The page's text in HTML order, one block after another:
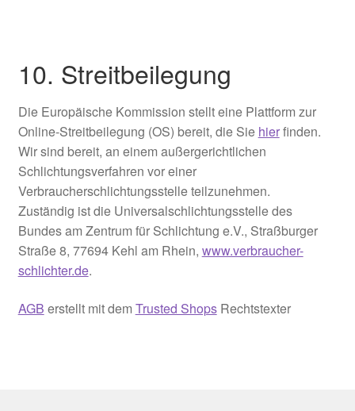
10. Streitbeilegung​​​​​​​
Die Europäische Kommission stellt eine Plattform zur
Online-Streitbeilegung (OS) bereit, die Sie hierfinden.
Wir sind bereit, an einem außergerichtlichen
Schlichtungsverfahren vor einer
Verbraucherschlichtungsstelle teilzunehmen.
Zuständig ist die Universalschlichtungsstelle des
Bundes am Zentrum für Schlichtung e.V., Straßburger
Straße 8, 77694 Kehl am Rhein, www.verbraucher-
schlichter.de.
AGB erstellt mit dem Trusted ShopsRechtstexter